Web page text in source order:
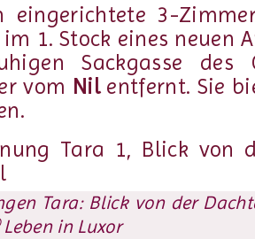
eingerichtete 3-
1. Stock eines neuen
Sackgasse
vom Nilentfernt. Sie
Tara: Blick von der
in Luxor